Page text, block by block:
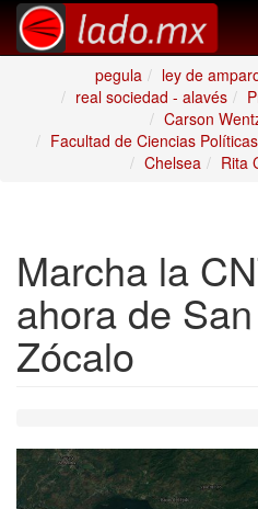
pegula
ley de
real sociedad - alavés
Carson
Facultad de Ciencias
Chelsea
Rita
Marcha la
ahora de
Zócalo